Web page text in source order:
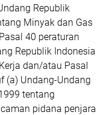
Republik
Minyak dan Gas
40 peraturan
Republik Indonesia
dan/atau Pasal
(a) Undang-Undang
tentang
pidana penjara